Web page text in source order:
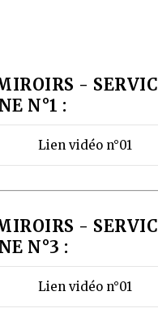
-
N°1 :
Lien vidéo n°01
-
N°3 :
Lien vidéo n°01